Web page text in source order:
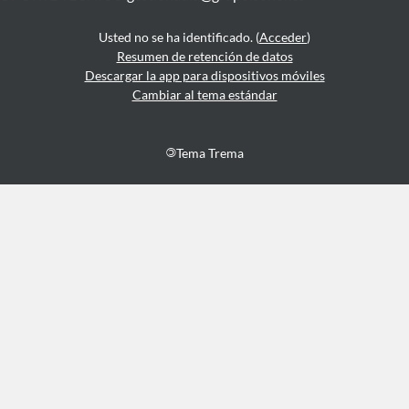
Usted no se ha identificado. (Acceder)
Resumen de retención de datos
Descargar la app para dispositivos móviles
Cambiar al tema estándar
©Tema Trema